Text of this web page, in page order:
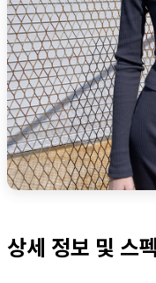
상세 정보 및 스